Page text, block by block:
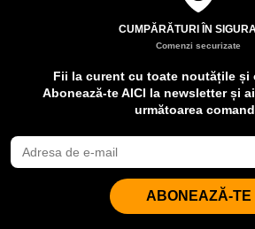
CUMPĂRĂTURI ÎN
Comenzi securizate
Fii la curent cu toate noutățile și
Abonează-te AICI la newsletter și
următoarea
ABONEAZĂ-TE